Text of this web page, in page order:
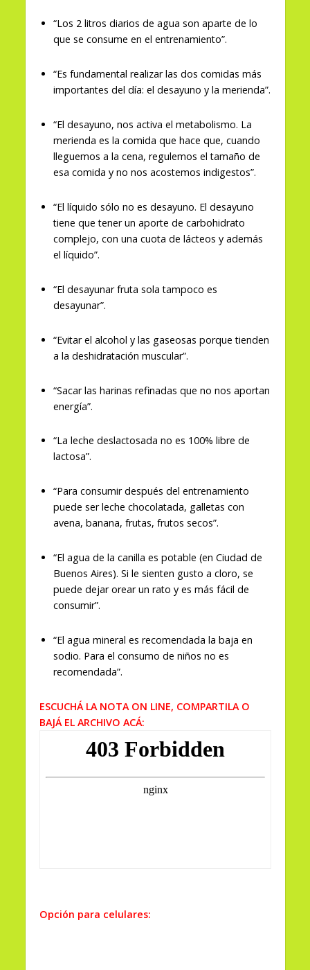
“Los 2 litros diarios de agua son aparte de lo
que se consume en el entrenamiento”.
“Es fundamental realizar las dos comidas más
importantes del día: el desayuno y la merienda”.
“El desayuno, nos activa el metabolismo. La
merienda es la comida que hace que, cuando
lleguemos a la cena, regulemos el tamaño de
esa comida y no nos acostemos indigestos”.
“El líquido sólo no es desayuno. El desayuno
tiene que tener un aporte de carbohidrato
complejo, con una cuota de lácteos y además
el líquido”.
“El desayunar fruta sola tampoco es
desayunar”.
“Evitar el alcohol y las gaseosas porque tienden
a la deshidratación muscular”.
“Sacar las harinas refinadas que no nos aportan
energía”.
“La leche deslactosada no es 100% libre de
lactosa”.
“Para consumir después del entrenamiento
puede ser leche chocolatada, galletas con
avena, banana, frutas, frutos secos”.
“El agua de la canilla es potable (en Ciudad de
Buenos Aires). Si le sienten gusto a cloro, se
puede dejar orear un rato y es más fácil de
consumir”.
“El agua mineral es recomendada la baja en
sodio. Para el consumo de niños no es
recomendada”.
ESCUCHÁ LA NOTA ON LINE, COMPARTILA O
BAJÁ EL ARCHIVO ACÁ:
Opción para celulares: